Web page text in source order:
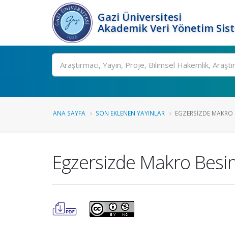
Gazi Üniversitesi
Akademik Veri Yönetim
Ara
ANA SAYFA SON EKLENEN YAYINLAR EGZERSIZDE
Egzersizde Makro